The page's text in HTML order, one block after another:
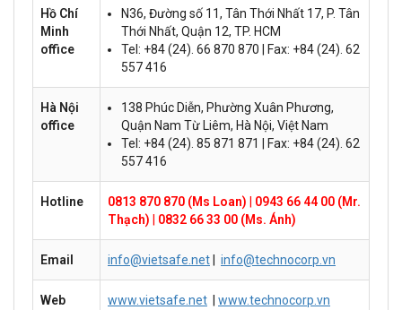
Hồ Chí
Minh
office
N36, Đường số 11, Tân Thới Nhất 17, P. Tân
Thới Nhất, Quận 12, TP. HCM
Tel: +84 (24). 66 870 870 | Fax: +84 (24). 62
557 416
Hà Nội
office
138 Phúc Diễn, Phường Xuân Phương,
Quận Nam Từ Liêm, Hà Nội, Việt Nam
Tel: +84 (24). 85 871 871 | Fax: +84 (24). 62
557 416
Hotline 0813 870 870 (Ms Loan)
0943 66 44 00 (Mr.
Thạch)
0832 66 33 00 (Ms. Ánh)
Email info@vietsafe.net info@technocorp.vn
Web www.vietsafe.net
www.technocorp.vn